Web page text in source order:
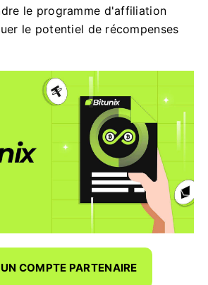
le programme d'affiliation
le potentiel de récompenses
COMPTE PARTENAIRE